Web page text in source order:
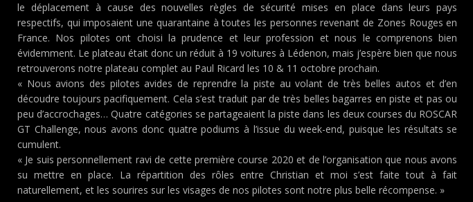
le déplacement à cause des nouvelles règles de sécurité mises en place dans leurs pays
respectifs, qui imposaient une quarantaine à toutes les personnes revenant de Zones Rouges en
France. Nos pilotes ont choisi la prudence et leur profession et nous le comprenons bien
évidemment. Le plateau était donc un réduit à 19 voitures à Lédenon, mais j’espère bien que nous
retrouverons notre plateau complet au Paul Ricard les 10 & 11 octobre prochain.
« Nous avions des pilotes avides de reprendre la piste au volant de très belles autos et d’en
découdre toujours pacifiquement. Cela s’est traduit par de très belles bagarres en piste et pas ou
peu d’accrochages… Quatre catégories se partageaient la piste dans les deux courses du ROSCAR
GT Challenge, nous avons donc quatre podiums à l’issue du week-end, puisque les résultats se
cumulent.
« Je suis personnellement ravi de cette première course 2020 et de l’organisation que nous avons
su mettre en place. La répartition des rôles entre Christian et moi s’est faite tout à fait
naturellement, et les sourires sur les visages de nos pilotes sont notre plus belle récompense. »